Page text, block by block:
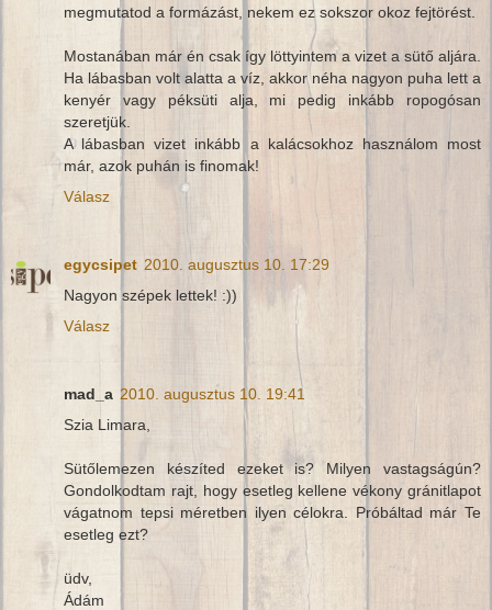
megmutatod a formázást, nekem ez sokszor okoz fejtörést.
Mostanában már én csak így löttyintem a vizet a sütő aljára.
Ha lábasban volt alatta a víz, akkor néha nagyon puha lett a
kenyér vagy péksüti alja, mi pedig inkább ropogósan
szeretjük.
A lábasban vizet inkább a kalácsokhoz használom most
már, azok puhán is finomak!
Válasz
egycsipet 2010. augusztus 10. 17:29
Nagyon szépek lettek! :))
Válasz
mad_a 2010. augusztus 10. 19:41
Szia Limara,
Sütőlemezen készíted ezeket is? Milyen vastagságún?
Gondolkodtam rajt, hogy esetleg kellene vékony gránitlapot
vágatnom tepsi méretben ilyen célokra. Próbáltad már Te
esetleg ezt?
üdv,
Ádám